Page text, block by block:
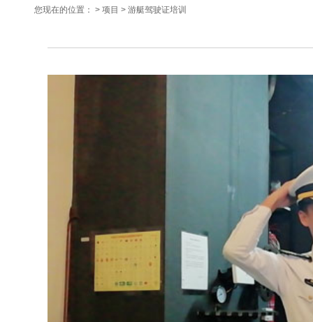
您现在的位置： > 项目 > 游艇驾驶证培训